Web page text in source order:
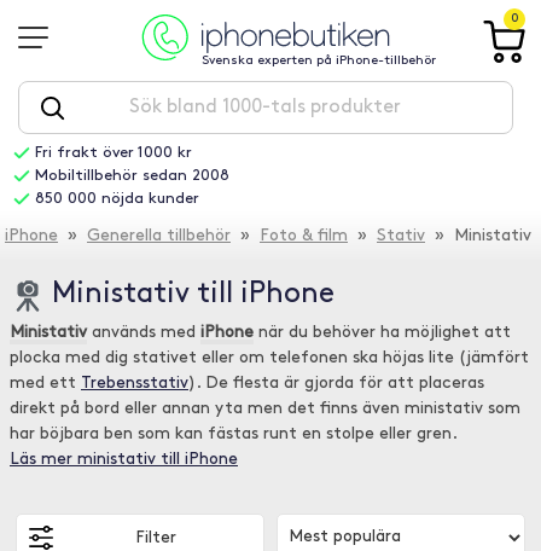
Svenska experten på iPhone-tillbehör
0
Fri frakt över 1000 kr
Mobiltillbehör sedan 2008
850 000 nöjda kunder
iPhone » Generella tillbehör » Foto & film » Stativ » Ministativ
Ministativ till iPhone
Ministativanvänds med iPhone när du behöver ha möjlighet att
plocka med dig stativet eller om telefonen ska höjas lite (jämfört
med ett Trebensstativ). De flesta är gjorda för att placeras
direkt på bord eller annan yta men det finns även ministativ som
har böjbara ben som kan fästas runt en stolpe eller gren.
Läs mer ministativ till iPhone
Filter